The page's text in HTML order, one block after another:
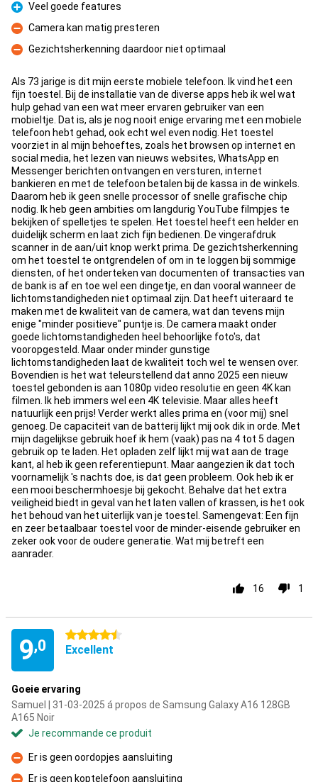
Pour
Veel goede features
Contre
Camera kan matig presteren
Contre
Gezichtsherkenning daardoor niet optimaal
Als 73 jarige is dit mijn eerste mobiele telefoon. Ik vind het een
fijn toestel. Bij de installatie van de diverse apps heb ik wel wat
hulp gehad van een wat meer ervaren gebruiker van een
mobieltje. Dat is, als je nog nooit enige ervaring met een mobiele
telefoon hebt gehad, ook echt wel even nodig. Het toestel
voorziet in al mijn behoeftes, zoals het browsen op internet en
social media, het lezen van nieuws websites, WhatsApp en
Messenger berichten ontvangen en versturen, internet
bankieren en met de telefoon betalen bij de kassa in de winkels.
Daarom heb ik geen snelle processor of snelle grafische chip
nodig. Ik heb geen ambities om langdurig YouTube filmpjes te
bekijken of spelletjes te spelen. Het toestel heeft een helder en
duidelijk scherm en laat zich fijn bedienen. De vingerafdruk
scanner in de aan/uit knop werkt prima. De gezichtsherkenning
om het toestel te ontgrendelen of om in te loggen bij sommige
diensten, of het onderteken van documenten of transacties van
de bank is af en toe wel een dingetje, en dan vooral wanneer de
lichtomstandigheden niet optimaal zijn. Dat heeft uiteraard te
maken met de kwaliteit van de camera, wat dan tevens mijn
enige "minder positieve" puntje is. De camera maakt onder
goede lichtomstandigheden heel behoorlijke foto's, dat
vooropgesteld. Maar onder minder gunstige
lichtomstandigheden laat de kwaliteit toch wel te wensen over.
Bovendien is het wat teleurstellend dat anno 2025 een nieuw
toestel gebonden is aan 1080p video resolutie en geen 4K kan
filmen. Ik heb immers wel een 4K televisie. Maar alles heeft
natuurlijk een prijs! Verder werkt alles prima en (voor mij) snel
genoeg. De capaciteit van de batterij lijkt mij ook dik in orde. Met
mijn dagelijkse gebruik hoef ik hem (vaak) pas na 4 tot 5 dagen
gebruik op te laden. Het opladen zelf lijkt mij wat aan de trage
kant, al heb ik geen referentiepunt. Maar aangezien ik dat toch
voornamelijk 's nachts doe, is dat geen probleem. Ook heb ik er
een mooi beschermhoesje bij gekocht. Behalve dat het extra
veiligheid biedt in geval van het laten vallen of krassen, is het ook
het behoud van het uiterlijk van je toestel. Samengevat: Een fijn
en zeer betaalbaar toestel voor de minder-eisende gebruiker en
zeker ook voor de oudere generatie. Wat mij betreft een
aanrader.
16 1
9,0
4.5 étoiles
Excellent
Goeie ervaring
Samuel | 31-03-2025 á propos de Samsung Galaxy A16 128GB
A165 Noir
Je recommande ce produit
Contre
Er is geen oordopjes aansluiting
Er is geen koptelefoon aansluiting